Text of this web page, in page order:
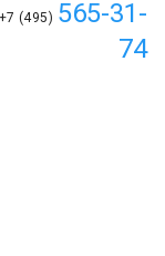
+7 (495) 565-31-
74